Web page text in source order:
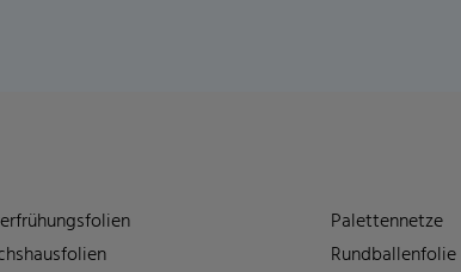
Palettennetze
Rundballenfolie